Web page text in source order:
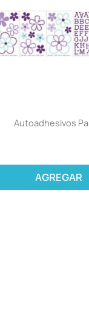
Autoadhesivos
AGREGAR